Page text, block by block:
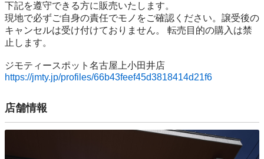
下記を遵守できる⽅に販売いたします。
現地で必ずご⾃⾝の責任でモノをご確認ください。譲受後の
キャンセルは受け付けておりません。 転売⽬的の購⼊は禁
⽌します。
https://jmty.jp/profiles/66b43feef45d3818414d21f6
店舗情報